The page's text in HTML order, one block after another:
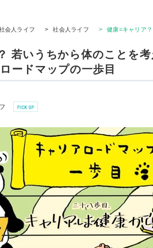
会人ライフ > 社会人ライフ > 健康=キャリア
若いうちから体のことを
ードマップの一歩目